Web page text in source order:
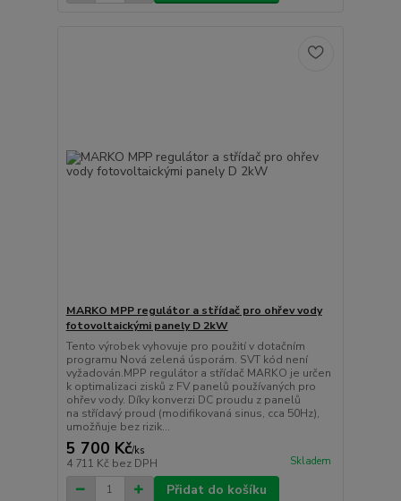
MARKO MPP regulátor a střídač pro ohřev vody
fotovoltaickými panely D 2kW
Tento výrobek vyhovuje pro použití v dotačním
programu Nová zelená úsporám. SVT kód není
vyžadován.MPP regulátor a střídač MARKO je určen
k optimalizaci zisků z FV panelů používaných pro
ohřev vody. Díky konverzi DC proudu z panelů
na střídavý proud (modifikovaná sinus, cca 50Hz),
umožňuje bez rizik...
5 700 Kč/ks
4 711 Kč bez DPH Skladem
Přidat do košíku